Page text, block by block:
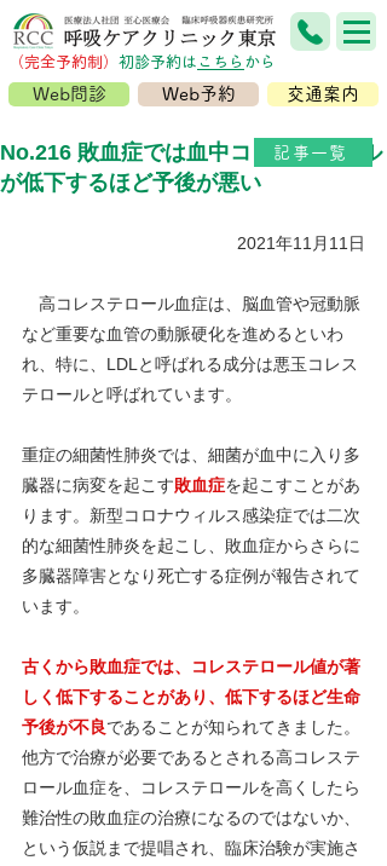
（完全予約制） ​初診予約は こちら から
Web問診 Web予約 交通案内
No.216 敗血症では血中コレステロール
が低下するほど予後が悪い
2021年11月11日
高コレステロール血症は、脳血管や冠動脈
など重要な血管の動脈硬化を進めるといわ
れ、特に、LDLと呼ばれる成分は悪玉コレス
テロールと呼ばれています。
重症の細菌性肺炎では、細菌が血中に入り多
臓器に病変を起こす敗血症を起こすことがあ
ります。新型コロナウィルス感染症では二次
的な細菌性肺炎を起こし、敗血症からさらに
多臓器障害となり死亡する症例が報告されて
います。
古くから敗血症では、コレステロール値が著
しく低下することがあり、低下するほど生命
予後が不良であることが知られてきました。
他方で治療が必要であるとされる高コレステ
ロール血症を、コレステロールを高くしたら
難治性の敗血症の治療になるのではないか、
という仮説まで提唱され、臨床治験が実施さ
記事一覧